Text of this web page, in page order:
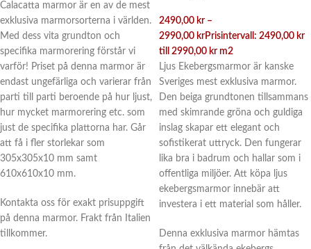
Calacatta marmor är en av de mest
exklusiva marmorsorterna i världen.
Med dess vita grundton och
specifika marmorering förstår vi
varför! Priset på denna marmor är
endast ungefärliga och varierar från
parti till parti beroende på hur ljust,
hur mycket marmorering etc. som
just de specifika plattorna har. Går
att få i fler storlekar som
305x305x10 mm samt
610x610x10 mm.
Kontakta oss för exakt prisuppgift
på denna marmor. Frakt från Italien
tillkommer.
2490,00 kr –
2990,00 krPrisintervall: 2490,00 kr
till 2990,00 kr m2
Ljus Ekebergsmarmor är kanske
Sveriges mest exklusiva marmor.
Den beiga grundtonen tillsammans
med skimrande gröna och guldiga
inslag skapar ett elegant och
sofistikerat uttryck. Den fungerar
lika bra i badrum och hallar som i
offentliga miljöer. Att köpa ljus
ekebergsmarmor innebär att
investera i ett material som håller.
Denna exklusiva marmor hämtas